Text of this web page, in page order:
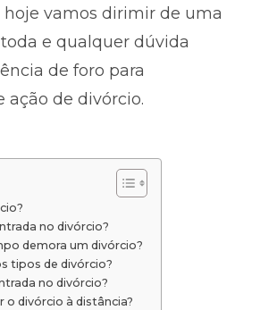
hoje vamos dirimir de uma
e qualquer dúvida
de foro para
ação de divórcio.
no divórcio?
demora um divórcio?
tipos de divórcio?
no divórcio?
o divórcio à distância?